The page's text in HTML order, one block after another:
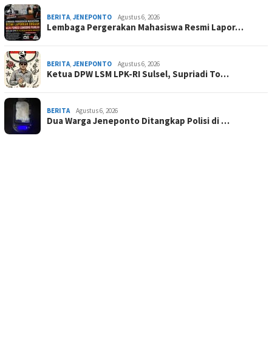
BERITA, JENEPONTO Agustus 6, 2026
Lembaga Pergerakan Mahasiswa Resmi Lapor…
BERITA, JENEPONTO Agustus 6, 2026
Ketua DPW LSM LPK-RI Sulsel, Supriadi To…
BERITA Agustus 6, 2026
Dua Warga Jeneponto Ditangkap Polisi di …